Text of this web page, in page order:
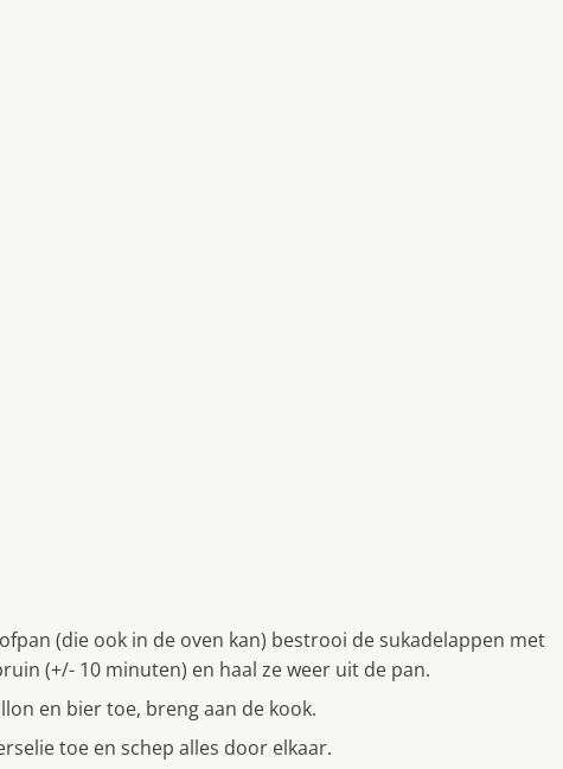
(die ook in de oven kan) bestrooi de sukadelappen met
(+/- 10 minuten) en haal ze weer uit de pan.
en bier toe, breng aan de kook.
toe en schep alles door elkaar.